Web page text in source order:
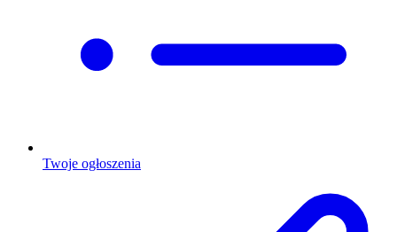
Twoje ogłoszenia